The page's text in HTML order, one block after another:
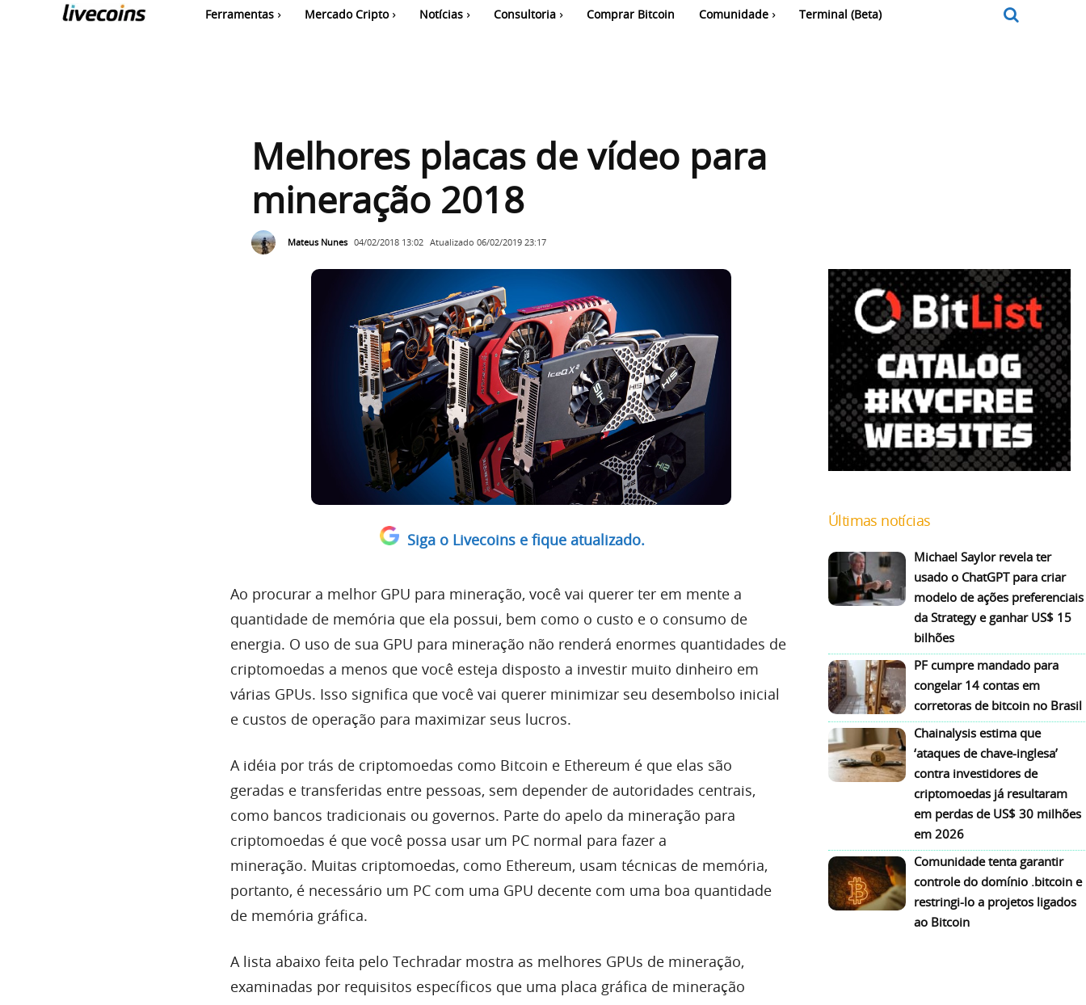
Ferramentas Mercado Cripto Notícias Consultoria Comprar Bitcoin Comunidade Terminal (Beta)
Melhores placas de vídeo para
mineração 2018
Mateus Nunes 04/02/2018 13:02 Atualizado 06/02/2019 23:17
Siga o Livecoins e fique atualizado.
Ao procurar a melhor GPU para mineração, você vai querer ter em mente a
quantidade de memória que ela possui, bem como o custo e o consumo de
energia. O uso de sua GPU para mineração não renderá enormes quantidades de
criptomoedas a menos que você esteja disposto a investir muito dinheiro em
várias GPUs. Isso significa que você vai querer minimizar seu desembolso inicial
e custos de operação para maximizar seus lucros.
A idéia por trás de criptomoedas como Bitcoin e Ethereum é que elas são
geradas e transferidas entre pessoas, sem depender de autoridades centrais,
como bancos tradicionais ou governos. Parte do apelo da mineração para
criptomoedas é que você possa usar um PC normal para fazer a
mineração. Muitas criptomoedas, como Ethereum, usam técnicas de memória,
portanto, é necessário um PC com uma GPU decente com uma boa quantidade
de memória gráfica.
A lista abaixo feita pelo Techradar mostra as melhores GPUs de mineração,
examinadas por requisitos específicos que uma placa gráfica de mineração
Últimas notícias
Michael Saylor revela ter
usado o ChatGPT para criar
modelo de ações preferenciais
da Strategy e ganhar US$ 15
bilhões
PF cumpre mandado para
congelar 14 contas em
corretoras de bitcoin no Brasil
Chainalysis estima que
‘ataques de chave-inglesa’
contra investidores de
criptomoedas já resultaram
em perdas de US$ 30 milhões
em 2026
Comunidade tenta garantir
controle do domínio .bitcoin e
restringi-lo a projetos ligados
ao Bitcoin